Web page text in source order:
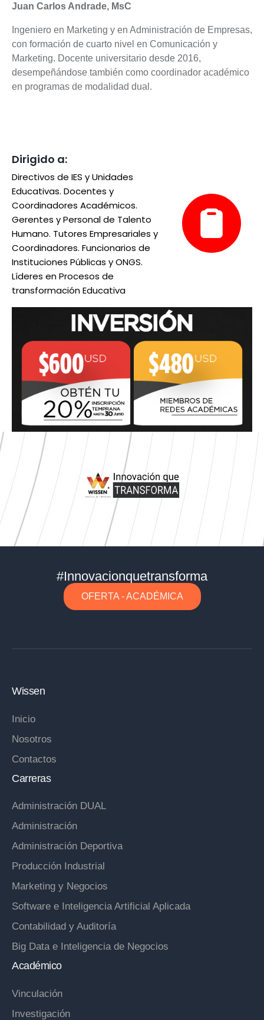
Juan Carlos Andrade, MsC
Ingeniero en Marketing y en Administración de Empresas,
con formación de cuarto nivel en Comunicación y
Marketing. Docente universitario desde 2016,
desempeñándose también como coordinador académico
en programas de modalidad dual.
Dirigido a:
Directivos de IES y Unidades
Educativas. Docentes y
Coordinadores Académicos.
Gerentes y Personal de Talento
Humano. Tutores Empresariales y
Coordinadores. Funcionarios de
Instituciones Públicas y ONGS.
Líderes en Procesos de
transformación Educativa
#Innovacionquetransforma
OFERTA - ACADÉMICA
Wissen
Inicio
Nosotros
Contactos
Carreras
Administración DUAL
Administración
Administración Deportiva
Producción Industrial
Marketing y Negocios
Software e Inteligencia Artificial Aplicada
Contabilidad y Auditoría
Big Data e Inteligencia de Negocios
Académico
Vinculación
Investigación